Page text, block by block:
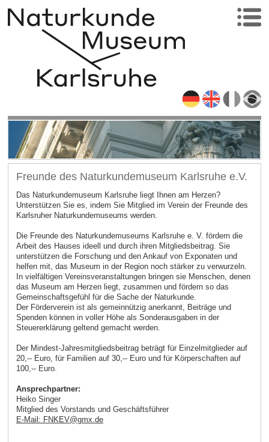
Freunde des Naturkundemuseum Karlsruhe e.V.
Das Naturkundemuseum Karlsruhe liegt Ihnen am Herzen?
Unterstützen Sie es, indem Sie Mitglied im Verein der Freunde des
Karlsruher Naturkundemuseums werden.
Die Freunde des Naturkundemuseums Karlsruhe e. V. fördern die
Arbeit des Hauses ideell und durch ihren Mitgliedsbeitrag. Sie
unterstützen die Forschung und den Ankauf von Exponaten und
helfen mit, das Museum in der Region noch stärker zu verwurzeln.
In vielfältigen Vereinsveranstaltungen bringen sie Menschen, denen
das Museum am Herzen liegt, zusammen und fördern so das
Gemeinschaftsgefühl für die Sache der Naturkunde.
Der Förderverein ist als gemeinnützig anerkannt, Beiträge und
Spenden können in voller Höhe als Sonderausgaben in der
Steuererklärung geltend gemacht werden.
Der Mindest-Jahresmitgliedsbeitrag beträgt für Einzelmitglieder auf
20,-- Euro, für Familien auf 30,-- Euro und für Körperschaften auf
100,-- Euro.
Ansprechpartner:
Heiko Singer
Mitglied des Vorstands und Geschäftsführer
E-Mail: FNKEV@gmx de